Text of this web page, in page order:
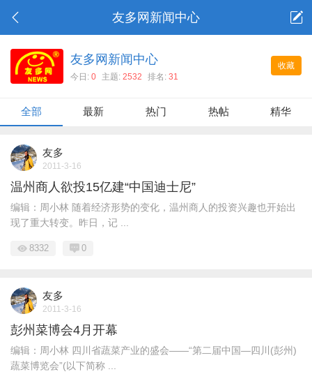
友多网新闻中心
收藏
友多网新闻中心
今日: 0 主题: 2532 排名: 31
全部 最新 热门 热帖 精华
友多
2011-3-16
温州商人欲投15亿建“中国迪士尼”
编辑：周小林 随着经济形势的变化，温州商人的投资兴趣也开始出
现了重大转变。昨日，记 ...
8332 0
友多
2011-3-16
彭州菜博会4月开幕
编辑：周小林 四川省蔬菜产业的盛会——“第二届中国—四川(彭州)
蔬菜博览会”(以下简称 ...